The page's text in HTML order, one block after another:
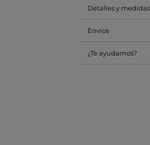
Detalles y medidas
Envíos
¿Te ayudamos?